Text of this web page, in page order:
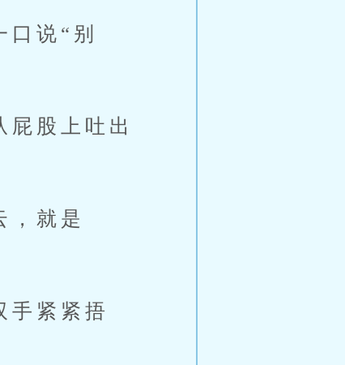
说“别
股上吐出
就是
紧紧捂